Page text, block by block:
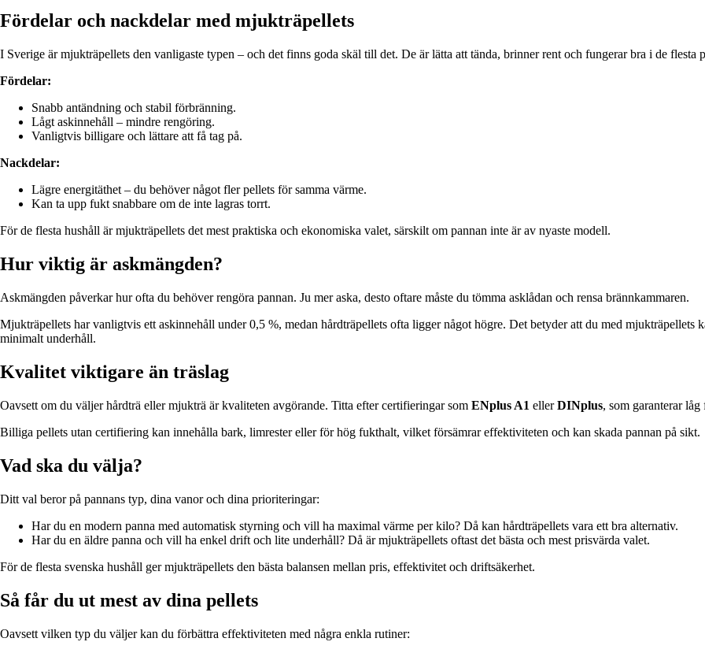
Fördelar och nackdelar med mjukträpellets
I Sverige är mjukträpellets den vanligaste typen – och det finns goda skäl till det. De är lätta att tända, brinner rent och fungerar bra i de flesta
Fördelar:
Snabb antändning och stabil förbränning.
Lågt askinnehåll – mindre rengöring.
Vanligtvis billigare och lättare att få tag på.
Nackdelar:
Lägre energitäthet – du behöver något fler pellets för samma värme.
Kan ta upp fukt snabbare om de inte lagras torrt.
För de flesta hushåll är mjukträpellets det mest praktiska och ekonomiska valet, särskilt om pannan inte är av nyaste modell.
Hur viktig är askmängden?
Askmängden påverkar hur ofta du behöver rengöra pannan. Ju mer aska, desto oftare måste du tömma asklådan och rensa brännkammaren.
Mjukträpellets har vanligtvis ett askinnehåll under 0,5 %, medan hårdträpellets ofta ligger något högre. Det betyder att du med
minimalt underhåll.
Kvalitet viktigare än träslag
Oavsett om du väljer hårdträ eller mjukträ är kvaliteten avgörande. Titta efter certifieringar som ENplus A1 ellerDINplus, som garanterar
Billiga pellets utan certifiering kan innehålla bark, limrester eller för hög fukthalt, vilket försämrar effektiviteten och kan skada pannan på sikt.
Vad ska du välja?
Ditt val beror på pannans typ, dina vanor och dina prioriteringar:
Har du en modern panna med automatisk styrning och vill ha maximal värme per kilo? Då kan hårdträpellets vara ett bra alternativ.
Har du en äldre panna och vill ha enkel drift och lite underhåll? Då är mjukträpellets oftast det bästa och mest prisvärda valet.
För de flesta svenska hushåll ger mjukträpellets den bästa balansen mellan pris, effektivitet och driftsäkerhet.
Så får du ut mest av dina pellets
Oavsett vilken typ du väljer kan du förbättra effektiviteten med några enkla rutiner: